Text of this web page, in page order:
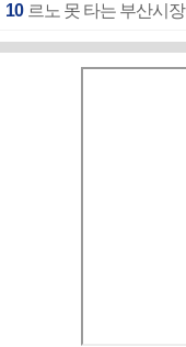
10 르노 못 타는 부산시